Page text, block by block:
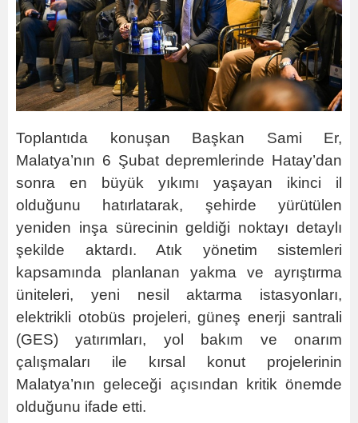
Toplantıda konuşan Başkan Sami Er,
Malatya’nın 6 Şubat depremlerinde Hatay’dan
sonra en büyük yıkımı yaşayan ikinci il
olduğunu hatırlatarak, şehirde yürütülen
yeniden inşa sürecinin geldiği noktayı detaylı
şekilde aktardı. Atık yönetim sistemleri
kapsamında planlanan yakma ve ayrıştırma
üniteleri, yeni nesil aktarma istasyonları,
elektrikli otobüs projeleri, güneş enerji santrali
(GES) yatırımları, yol bakım ve onarım
çalışmaları ile kırsal konut projelerinin
Malatya’nın geleceği açısından kritik önemde
olduğunu ifade etti.